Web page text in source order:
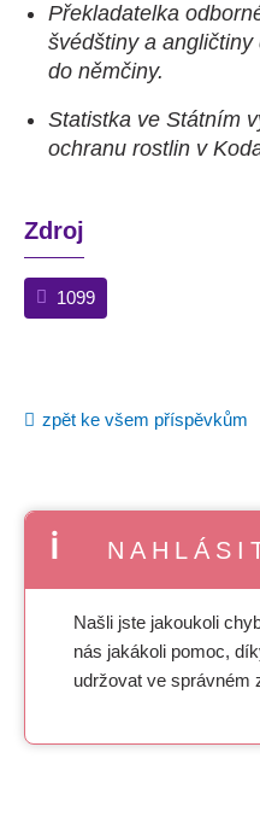
Překladatelka
švédštiny a
do němčiny.
Statistka ve Státním
ochranu rostlin v
Zdroj
1099
zpět ke všem příspěvkům
Našli jste jakoukoli
nás jakákoli pomoc,
udržovat ve správném